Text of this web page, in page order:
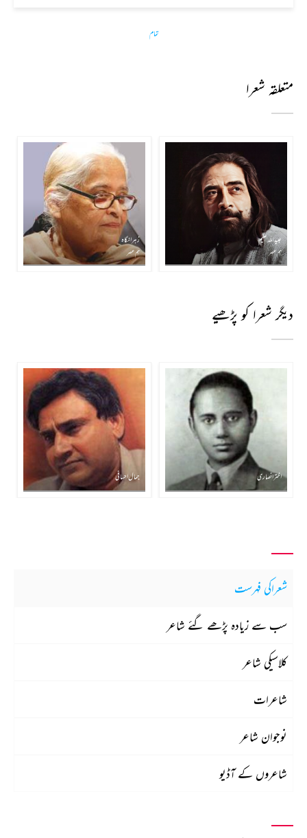
تمام
متعلقہ شعرا
عبید اللہ علیم
ہم عصر
زہرا نگاہ
ہم عصر
دیگر شعرا کو پڑھیے
اختر انصاری جمال احسانی
شعراکی فہرست
سب سے زیادہ پڑھے گئے شاعر
کلاسیکی شاعر
شاعرات
نوجوان شاعر
شاعروں کے آڈیو